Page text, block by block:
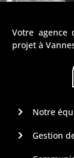
Votre agence
projet à
Notre
Gestion